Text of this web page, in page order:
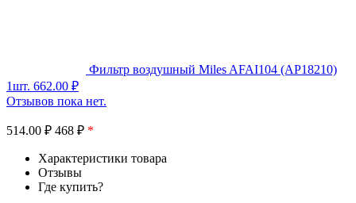
Фильтр воздушный Miles AFAI104 (AP18210)
1шт. 662.00 ₽
Отзывов пока нет.
514.00 ₽ 468 ₽ *
Характеристики товара
Отзывы
Где купить?